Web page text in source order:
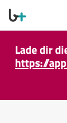
Lade dir
https://